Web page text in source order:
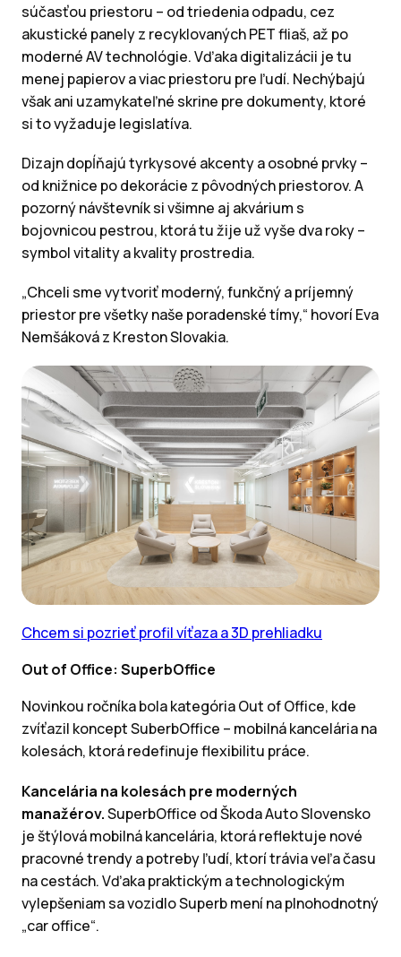
súčasťou priestoru – od triedenia odpadu, cez
akustické panely z recyklovaných PET fliaš, až po
moderné AV technológie. Vďaka digitalizácii je tu
menej papierov a viac priestoru pre ľudí. Nechýbajú
však ani uzamykateľné skrine pre dokumenty, ktoré
si to vyžaduje legislatíva.
Dizajn dopĺňajú tyrkysové akcenty a osobné prvky –
od knižnice po dekorácie z pôvodných priestorov. A
pozorný návštevník si všimne aj akvárium s
bojovnicou pestrou, ktorá tu žije už vyše dva roky –
symbol vitality a kvality prostredia.
„Chceli sme vytvoriť moderný, funkčný a príjemný
priestor pre všetky naše poradenské tímy,“ hovorí Eva
Nemšáková z Kreston Slovakia.
Chcem si pozrieť profil víťaza a 3D prehliadku
Out of Office: SuperbOffice
Novinkou ročníka bola kategória Out of Office, kde
zvíťazil koncept SuberbOffice – mobilná kancelária na
kolesách, ktorá redefinuje flexibilitu práce.
Kancelária na kolesách pre moderných
manažérov.SuperbOffice od Škoda Auto Slovensko
je štýlová mobilná kancelária, ktorá reflektuje nové
pracovné trendy a potreby ľudí, ktorí trávia veľa času
na cestách. Vďaka praktickým a technologickým
vylepšeniam sa vozidlo Superb mení na plnohodnotný
„car office“.